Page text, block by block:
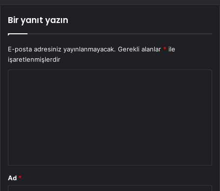
Bir yanıt yazın
E-posta adresiniz yayınlanmayacak. Gerekli alanlar * ile
işaretlenmişlerdir
Ad *